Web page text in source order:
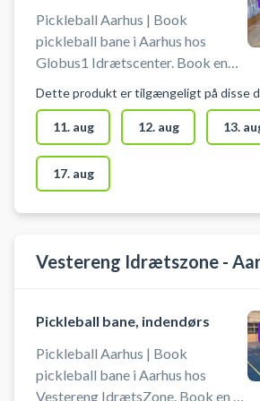
Pickleball Aarhus | Book
pickleball bane i Aarhus hos
Globus1 Idrætscenter. Book en
pickleball i Aarhus hos Globus1
beliggende på Gudrunsvej 3 A,
8220 Brabrand nær Åbyhøj og
Gellerup. Pickleballbanen er til 2-
4 spillere. Booking af pickleball
banen er inkl leje af bat og bolde.
opsat. Man skal bruge
indendørssko og der er
Dette produkt er tilgængeligt på disse
11. aug 12. aug 13.
17. aug
Vestereng Idrætszone -
Pickleball bane, indendørs
Pickleball Aarhus | Book
pickleball bane i Aarhus hos
Vestereng IdrætsZone. Book en af